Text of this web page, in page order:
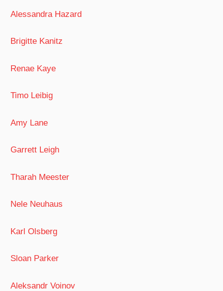
Alessandra Hazard
Brigitte Kanitz
Renae Kaye
Timo Leibig
Amy Lane
Garrett Leigh
Tharah Meester
Nele Neuhaus
Karl Olsberg
Sloan Parker
Aleksandr Voinov